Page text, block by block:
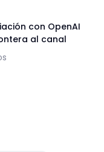
con OpenAI
al canal